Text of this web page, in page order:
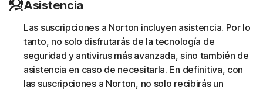
utiliza los recursos del sistema de otro usuario para
consentimiento de dicho usuario. Un ejemplo muy
conocido es el cryptojacking.
Descargadores
Asistencia
Las suscripciones a Norton incluyen asistencia. Por lo
tanto, no solo disfrutarás de la tecnología de
seguridad y antivirus más avanzada, sino también de
asistencia en caso de necesitarla. En definitiva, con
las suscripciones a Norton, no solo recibirás un